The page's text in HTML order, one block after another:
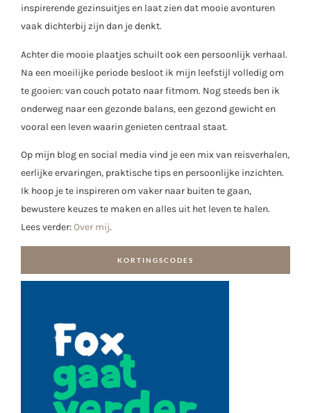
inspirerende gezinsuitjes en laat zien dat mooie avonturen
vaak dichterbij zijn dan je denkt.
Achter die mooie plaatjes schuilt ook een persoonlijk verhaal.
Na een moeilijke periode besloot ik mijn leefstijl volledig om
te gooien: van couch potato naar fitmom. Nog steeds ben ik
onderweg naar een gezonde balans, een gezond gewicht en
vooral een leven waarin genieten centraal staat.
Op mijn blog en social media vind je een mix van reisverhalen,
eerlijke ervaringen, praktische tips en persoonlijke inzichten.
Ik hoop je te inspireren om vaker naar buiten te gaan,
bewustere keuzes te maken en alles uit het leven te halen.
Lees verder:Over mij.
KORTINGSCODES